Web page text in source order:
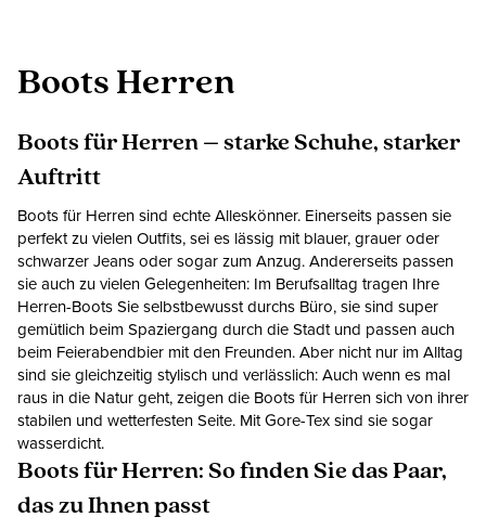
Boots Herren
Boots für Herren – starke Schuhe, starker
Auftritt
Boots für Herren sind echte Alleskönner. Einerseits passen sie
perfekt zu vielen Outfits, sei es lässig mit blauer, grauer oder
schwarzer Jeans oder sogar zum Anzug. Andererseits passen
sie auch zu vielen Gelegenheiten: Im Berufsalltag tragen Ihre
Herren-Boots Sie selbstbewusst durchs Büro, sie sind super
gemütlich beim Spaziergang durch die Stadt und passen auch
beim Feierabendbier mit den Freunden. Aber nicht nur im Alltag
sind sie gleichzeitig stylisch und verlässlich: Auch wenn es mal
raus in die Natur geht, zeigen die Boots für Herren sich von ihrer
stabilen und wetterfesten Seite. Mit Gore-Tex sind sie sogar
wasserdicht.
Boots für Herren: So finden Sie das Paar,
das zu Ihnen passt